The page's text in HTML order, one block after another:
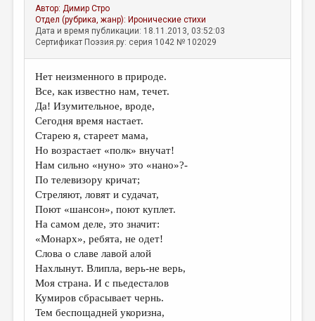
АВТОРЫ
КОММЕНТАРИИ
ЛИТСАЛОН
НОВОСТИ
ПРАВИЛА САЙТА
ОТДЕЛЫ И РУБРИКИ
ИЗБРАННОЕ
ДАЙДЖЕСТ
ПРОИЗВЕДЕНИЯ
ПЕРЕВОДЫ
КОНКУРСЫ
ДЕТСКАЯ КОМНАТА
КНИЖНАЯ ПОЛКА
Автор:Димир Стро
Отдел (рубрика, жанр): Иронические стихи
Дата и время публикации: 18.11.2013, 03:52:03
Сертификат Поэзия.ру: серия 1042 № 102029
Нет неизменного в природе.
Все, как известно нам, течет.
Да! Изумительное, вроде,
Сегодня время настает.
Старею я, стареет мама,
Но возрастает «полк» внучат!
Нам сильно «нуно» это «нано»?-
По телевизору кричат;
Стреляют, ловят и судачат,
Поют «шансон», поют куплет.
На самом деле, это значит:
«Монарх», ребята, не одет!
Слова о славе лавой алой
Нахлынут. Влипла, верь-не верь,
Моя страна. И с пьедесталов
Кумиров сбрасывает чернь.
Тем беспощадней укоризна,